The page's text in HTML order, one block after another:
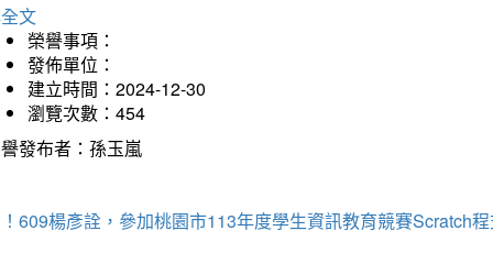
文
榮譽事項：
發佈單位：
建立時間：2024-12-30
瀏覽次數：454
發布者：孫玉嵐
609楊彥詮，參加桃園市113年度學生資訊教育競賽Scratch